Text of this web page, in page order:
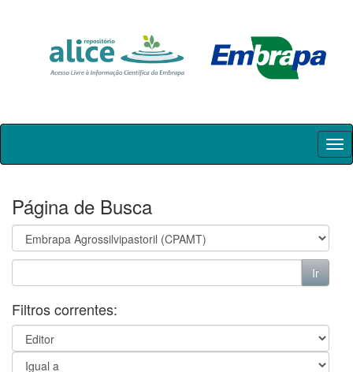
Skip
Página de Busca
Filtros correntes: